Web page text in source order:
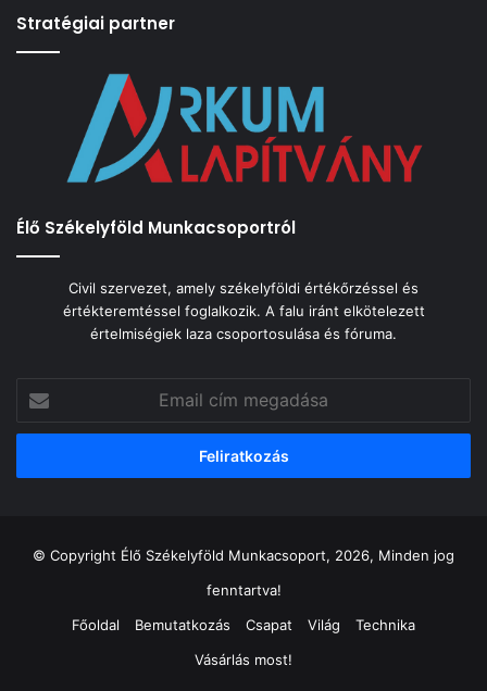
Stratégiai partner
Élő Székelyföld Munkacsoportról
Civil szervezet, amely székelyföldi értékőrzéssel és
értékteremtéssel foglalkozik. A falu iránt elkötelezett
értelmiségiek laza csoportosulása és fóruma.
cím
megadása
© Copyright Élő Székelyföld Munkacsoport, 2026, Minden jog
fenntartva!
Főoldal
Bemutatkozás Csapat Világ
Technika
Vásárlás most!